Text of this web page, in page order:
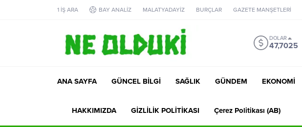
1 İŞ ARA BAY ANALİZ MALATYADAYİZ BURÇLAR GAZETE MANŞETLERİ
DOLAR
47,7025
ANA SAYFA GÜNCEL BİLGİ SAĞLIK GÜNDEM EKONOMİ
HAKKIMIZDA GİZLİLİK POLİTİKASI Çerez Politikası (AB)